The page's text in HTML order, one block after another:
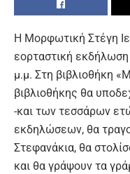
Η Moρφωτική Στέγη
εορταστική
μ.μ. Στη βιβλιοθήκη
βιβλιοθήκης θα
-και των τεσσάρων
εκδηλώσεων, θα
Στεφανάκια, θα
και θα γράψουν τα